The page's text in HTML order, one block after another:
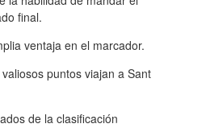
final.
ventaja en el marcador.
puntos viajan a Sant
de la clasificación